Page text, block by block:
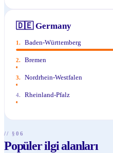
🇩🇪 Germany
1. Baden-Württemberg
2. Bremen
3. Nordrhein-Westfalen
4. Rheinland-Pfalz
// §06
Popüler ilgi alanları